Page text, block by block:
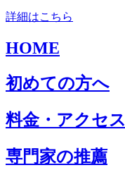
詳細はこちら
HOME
初めての方へ
料金・アクセス
専門家の推薦